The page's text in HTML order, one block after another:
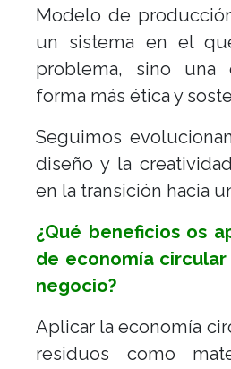
Modelo de
un sistema en el
problema, sino una
forma más ética y
Seguimos
diseño y la
en la transición hacia
¿Qué beneficios os
de economía
negocio?
Aplicar la economía
residuos como